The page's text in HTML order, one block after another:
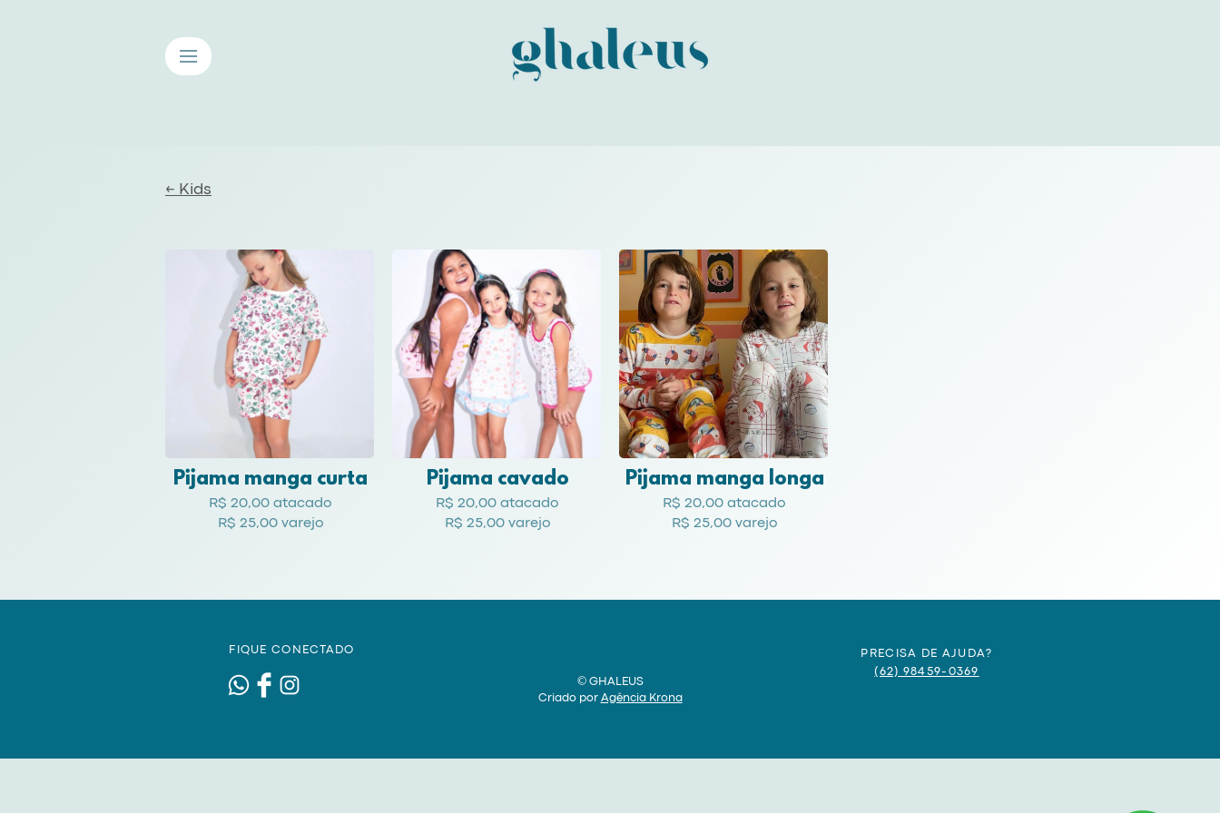
≡
← Kids
Pijama manga curta
R$ 20,00 atacado
R$ 25,00 varejo
Pijama cavado
R$ 20,00 atacado
R$ 25,00 varejo
Pijama manga longa
R$ 20,00 atacado
R$ 25,00 varejo
FIQUE CONECTADO
© GHALEUS
Criado por Agência Krona
PRECISA DE AJUDA?
(62) 98459-0369